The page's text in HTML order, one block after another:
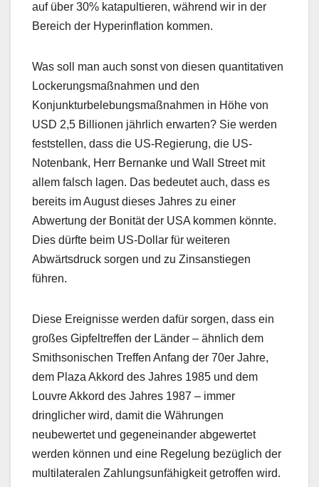
auf über 30% katapultieren, während wir in der
Bereich der Hyperinflation kommen.
Was soll man auch sonst von diesen quantitativen
Lockerungsmaßnahmen und den
Konjunkturbelebungsmaßnahmen in Höhe von
USD 2,5 Billionen jährlich erwarten? Sie werden
feststellen, dass die US-Regierung, die US-
Notenbank, Herr Bernanke und Wall Street mit
allem falsch lagen. Das bedeutet auch, dass es
bereits im August dieses Jahres zu einer
Abwertung der Bonität der USA kommen könnte.
Dies dürfte beim US-Dollar für weiteren
Abwärtsdruck sorgen und zu Zinsanstiegen
führen.
Diese Ereignisse werden dafür sorgen, dass ein
großes Gipfeltreffen der Länder – ähnlich dem
Smithsonischen Treffen Anfang der 70er Jahre,
dem Plaza Akkord des Jahres 1985 und dem
Louvre Akkord des Jahres 1987 – immer
dringlicher wird, damit die Währungen
neubewertet und gegeneinander abgewertet
werden können und eine Regelung bezüglich der
multilateralen Zahlungsunfähigkeit getroffen wird.